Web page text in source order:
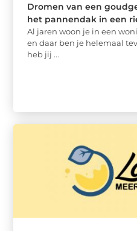
Dromen van een
het pannendak in een
Al jaren woon je in een
en daar ben je helemaal
heb jij ...